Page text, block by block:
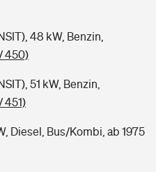
48 kW, Benzin,
450)
51 kW, Benzin,
451)
Diesel, Bus/Kombi, ab 1975